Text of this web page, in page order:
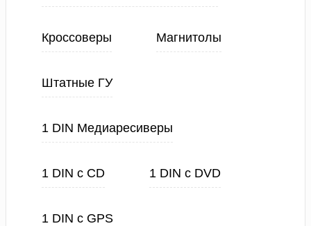
Кроссоверы Магнитолы
Штатные ГУ
1 DIN Медиаресиверы
1 DIN с CD 1 DIN с DVD
1 DIN с GPS